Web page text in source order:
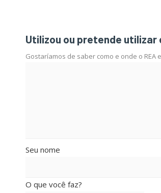
Utilizou ou pretende utilizar
Gostaríamos de saber como e onde o
Seu nome
O que você faz?